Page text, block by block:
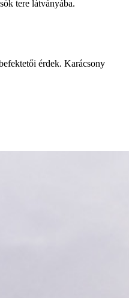
tere látványába.
érdek. Karácsony